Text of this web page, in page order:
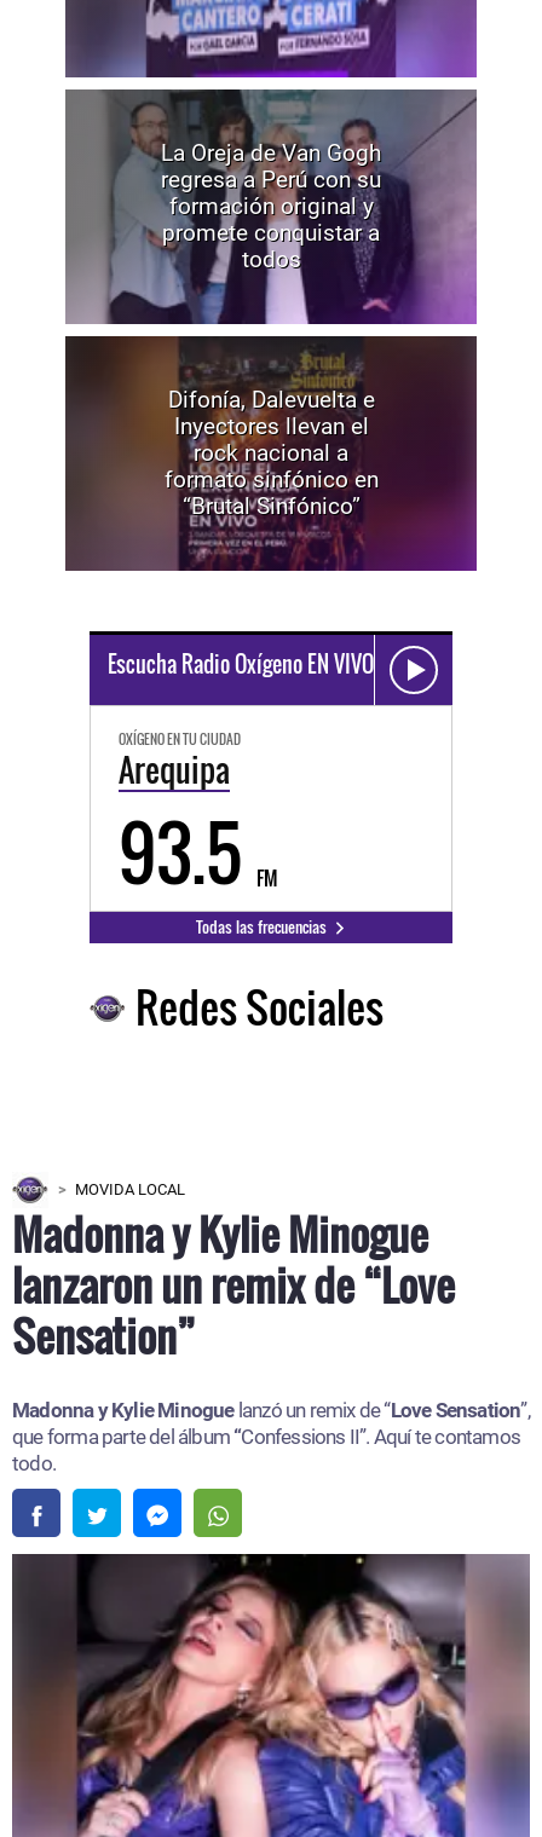
La Oreja de Van Gogh
regresa a Perú con su
formación original y
promete conquistar a
todos
Difonía, Dalevuelta e
Inyectores llevan el
rock nacional a
formato sinfónico en
“Brutal Sinfónico”
Escucha Radio Oxígeno EN VIVO
OXÍGENO EN TU CIUDAD
Arequipa
93.5 FM
Todas las frecuencias
Redes Sociales
MOVIDA LOCAL
Madonna y Kylie Minogue
lanzaron un remix de “Love
Sensation”
Madonna y Kylie Minogue lanzó un remix de “Love Sensation”,
que forma parte del álbum “Confessions II”. Aquí te contamos
todo.